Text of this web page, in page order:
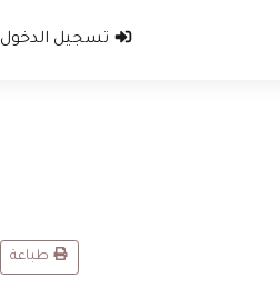
تسجيل الدخول
طباعة